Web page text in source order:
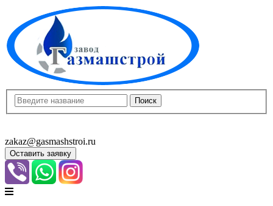
zakaz@gasmashstroi.ru
Оставить заявку